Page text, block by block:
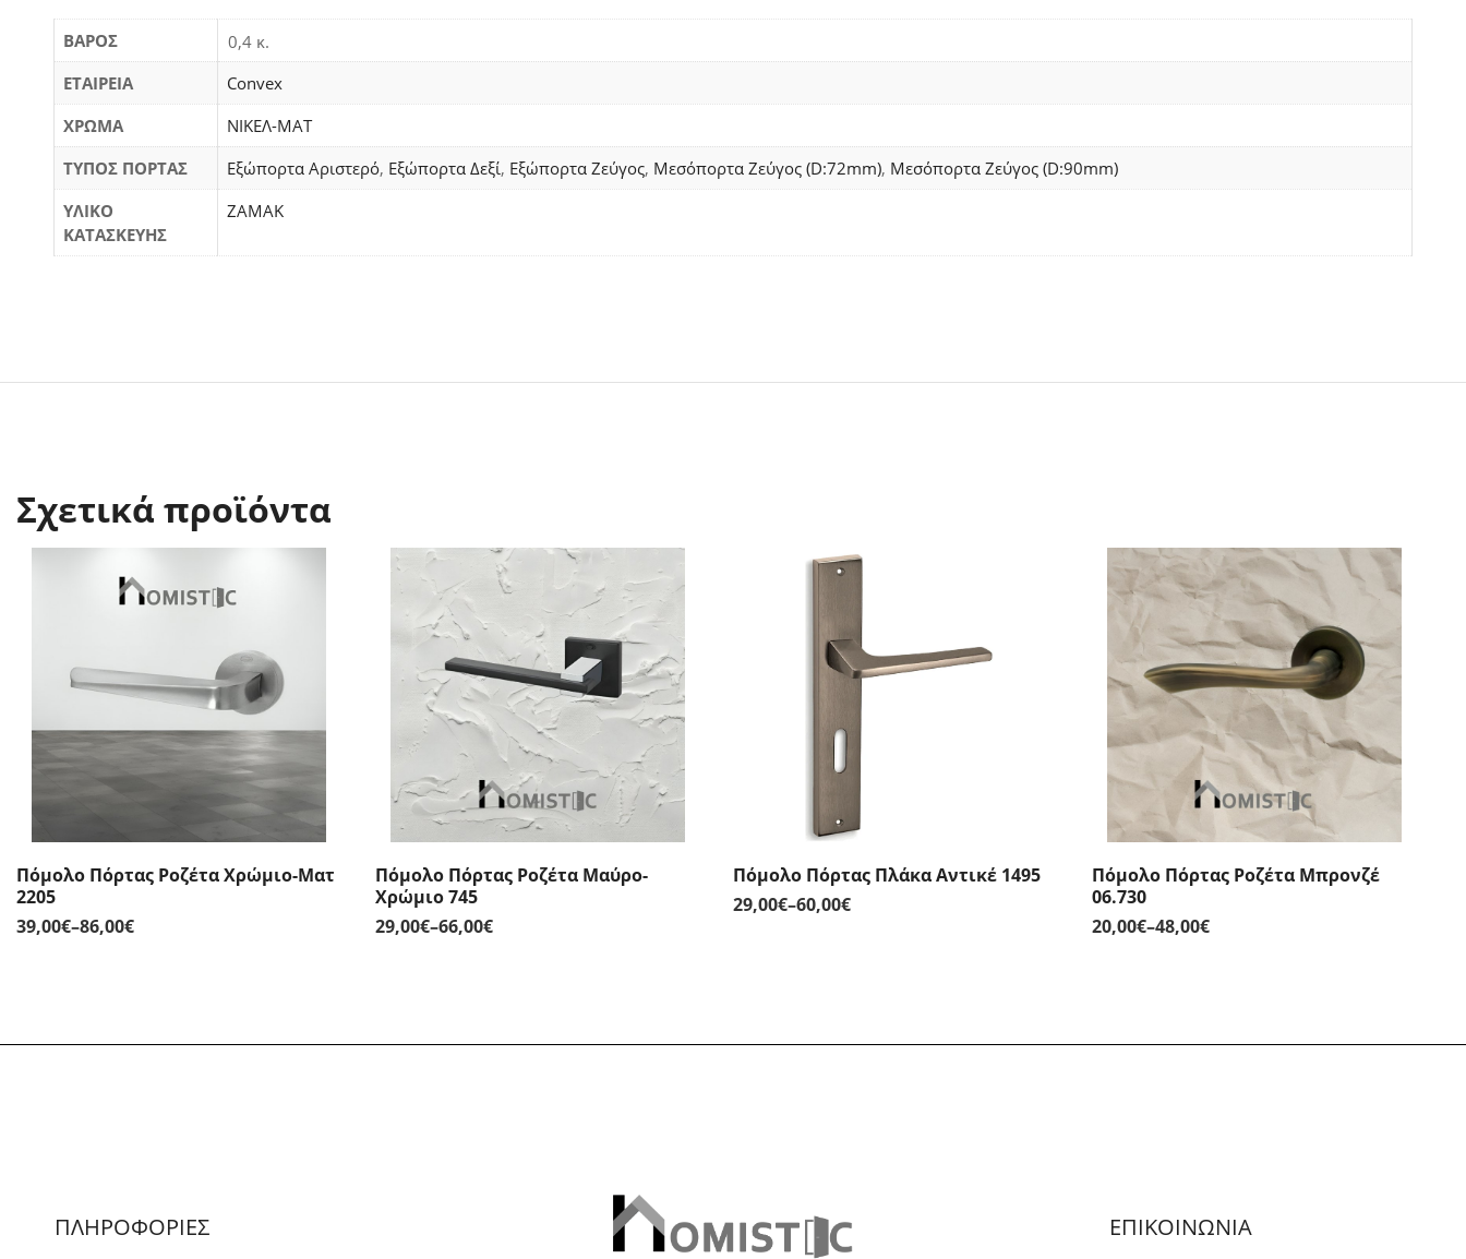
ΒΆΡΟΣ
0,4 κ.
ΕΤΑΙΡΕΙΑ
Convex
ΧΡΩΜΑ
ΝΙΚΕΛ-ΜΑΤ
ΤΥΠΟΣ ΠΟΡΤΑΣ
Εξώπορτα Αριστερό, Εξώπορτα Δεξί, Εξώπορτα Ζεύγος, Μεσόπορτα Ζεύγος (D:72mm), Μεσόπορτα Ζεύγος (D:90mm)
ΥΛΙΚΟ
ΚΑΤΑΣΚΕΥΗΣ
ΖΑΜΑΚ
Σχετικά προϊόντα
Πόμολο Πόρτας Ροζέτα Χρώμιο-Ματ
2205
39,00€–86,00€Price
86,00€
Πόμολο Πόρτας Ροζέτα Μαύρο-
Χρώμιο 745
29,00€–66,00€Price
66,00€
Πόμολο Πόρτας Πλάκα Αντικέ 1495
29,00€–60,00€Price
Πόμολο Πόρτας Ροζέτα Μπρονζέ
06.730
20,00€–48,00€Price
48,00€
ΠΛΗΡΟΦΟΡΙΕΣ ΕΠΙΚΟΙΝΩΝΙΑ